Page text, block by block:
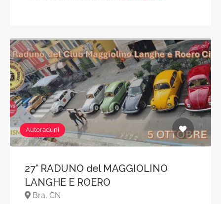
Autoraduni
27° RADUNO del MAGGIOLINO
LANGHE E ROERO
Bra, CN